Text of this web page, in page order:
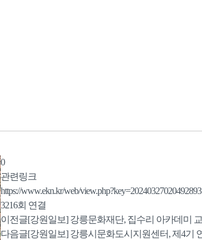
0
관련링크
https://www.ekn.kr/web/view.php?key=20240327020492893
3216회 연결
이전글[강원일보] 강릉문화재단, 집수리 아카데미
다음글[강원일보] 강릉시문화도시지원센터, 제4기